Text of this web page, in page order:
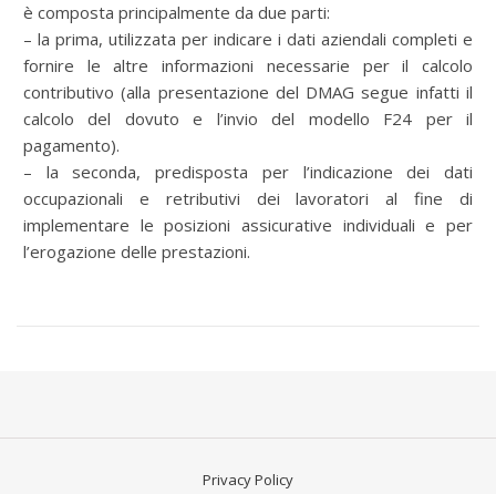
è composta principalmente da due parti:
– la prima, utilizzata per indicare i dati aziendali completi e
fornire le altre informazioni necessarie per il calcolo
contributivo (alla presentazione del DMAG segue infatti il
calcolo del dovuto e l’invio del modello F24 per il
pagamento).
– la seconda, predisposta per l’indicazione dei dati
occupazionali e retributivi dei lavoratori al fine di
implementare le posizioni assicurative individuali e per
l’erogazione delle prestazioni.
Privacy Policy